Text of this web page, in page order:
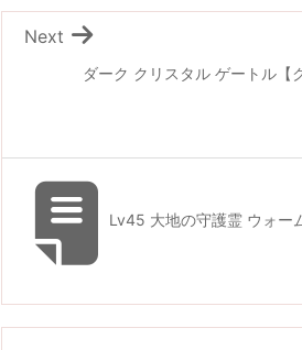
ダーク クリスタル ゲートル【
Next
Lv45 大地の守護霊 ウォー